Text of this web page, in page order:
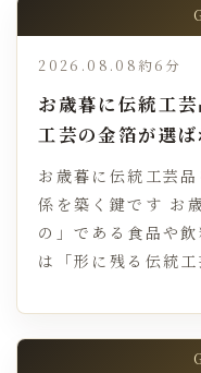
2026.08.08 約6分
お歳暮に伝統工
工芸の金箔が選
お歳暮に伝統工芸
係を築く鍵です お
の」である食品や
は「形に残る伝統